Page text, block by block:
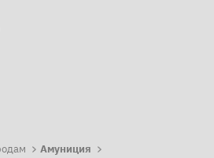
почта
Амуниция